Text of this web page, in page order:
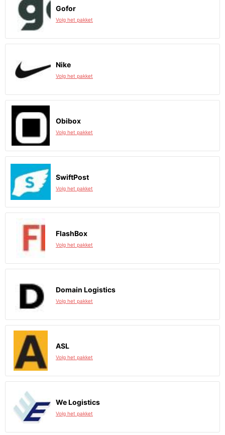
Gofor
Volg het pakket
Nike
Volg het pakket
Obibox
Volg het pakket
SwiftPost
Volg het pakket
FlashBox
Volg het pakket
Domain Logistics
Volg het pakket
ASL
Volg het pakket
We Logistics
Volg het pakket